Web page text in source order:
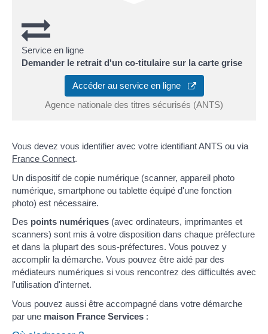
Service en ligne
Demander le retrait d'un co-titulaire sur la carte grise
Accéder au service en ligne
Agence nationale des titres sécurisés (ANTS)
Vous devez vous identifier avec votre identifiant ANTS ou via
France Connect.
Un dispositif de copie numérique (scanner, appareil photo
numérique, smartphone ou tablette équipé d'une fonction
photo) est nécessaire.
Des points numériques (avec ordinateurs, imprimantes et
scanners) sont mis à votre disposition dans chaque préfecture
et dans la plupart des sous-préfectures. Vous pouvez y
accomplir la démarche. Vous pouvez être aidé par des
médiateurs numériques si vous rencontrez des difficultés avec
l'utilisation d'internet.
Vous pouvez aussi être accompagné dans votre démarche
par une maison France Services :